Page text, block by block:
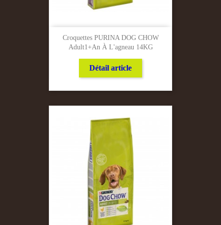
Croquettes PURINA DOG CHOW
Adult1+an À L'agneau 14KG
Détail article